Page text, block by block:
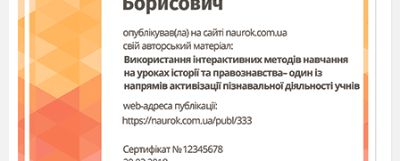
зазвичай має форму ніжки та шляпки.
тіло)
Нитки, з яких утворена грибниця.
(Гіфи)